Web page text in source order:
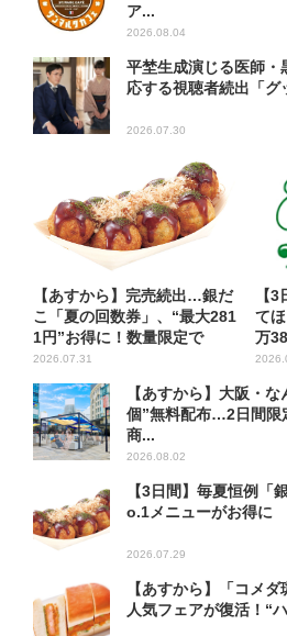
ア...
2026.08.04
平埜生成演じる医師・
応する視聴者続出「グ
2026.07.30
【あすから】完売続出…銀だ
こ「夏の回数券」、“最大281
1円”お得に！数量限定で
2026.07.31
【
て
万
【あすから】大阪・
個”無料配布…2日間限
商...
2026.08.02
【3日間】毎夏恒例「
o.1メニューがお得に
2026.07.29
【あすから】「コメ
人気フェアが復活！“